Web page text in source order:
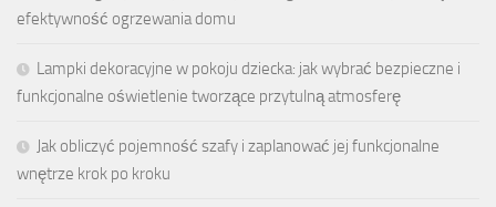
efektywność ogrzewania domu
Lampki dekoracyjne w pokoju dziecka: jak wybrać bezpieczne i
funkcjonalne oświetlenie tworzące przytulną atmosferę
Jak obliczyć pojemność szafy i zaplanować jej funkcjonalne
wnętrze krok po kroku